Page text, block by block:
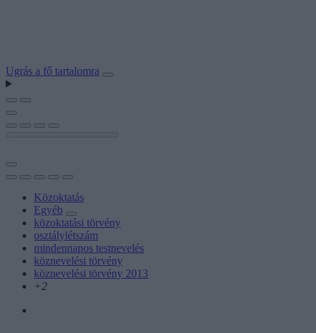
Ugrás a fő tartalomra
Közoktatás
Egyéb
közoktatási törvény
osztálylétszám
mindennapos testnevelés
köznevelési törvény
köznevelési törvény 2013
+2